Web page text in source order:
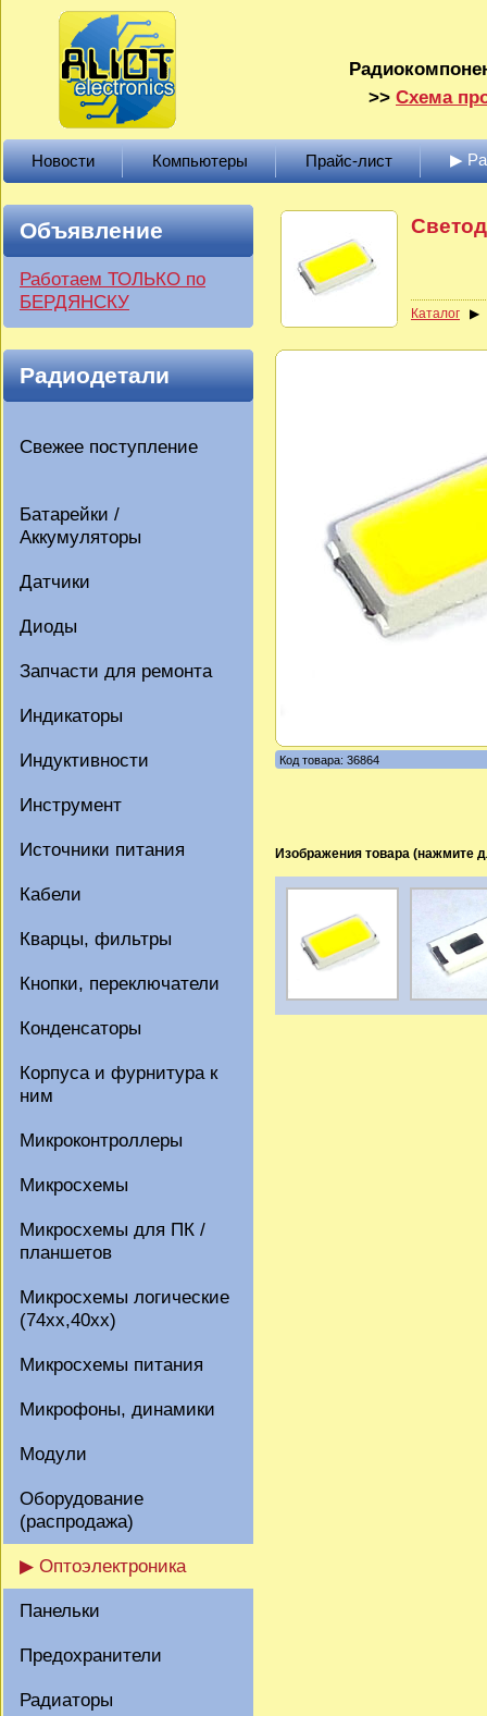
>> Схема
Новости Компьютеры Прайс-лист ▶
Объявление
Работаем ТОЛЬКО по
БЕРДЯНСКУ
Радиодетали
Свежее поступление
Батарейки /
Аккумуляторы
Датчики
Диоды
Запчасти для ремонта
Индикаторы
Индуктивности
Инструмент
Источники питания
Кабели
Кварцы, фильтры
Кнопки, переключатели
Конденсаторы
Корпуса и фурнитура к
ним
Микроконтроллеры
Микросхемы
Микросхемы для ПК /
планшетов
Микросхемы логические
(74xx,40xx)
Микросхемы питания
Микрофоны, динамики
Модули
Оборудование
(распродажа)
▶ Оптоэлектроника
Панельки
Предохранители
Радиаторы
Каталог
Код товара: 36864
Изображения товара (нажмите